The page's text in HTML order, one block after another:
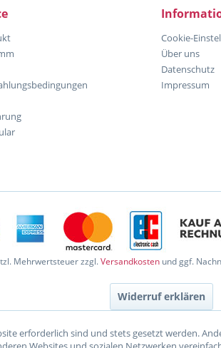
Cookie-
Über uns
Datenschutz
Impressum
Mehrwertsteuer zzgl.Versandkostenund ggf.
Widerruf erklären
erforderlich sind und stets gesetzt werden.